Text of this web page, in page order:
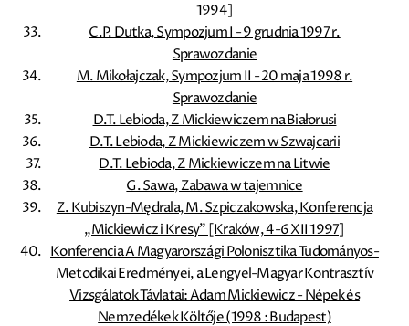
1994]
C.P. Dutka, Sympozjum I - 9 grudnia 1997 r.
Sprawozdanie
M. Mikołajczak, Sympozjum II - 20 maja 1998 r.
Sprawozdanie
D.T. Lebioda, Z Mickiewiczem na Białorusi
D.T. Lebioda, Z Mickiewiczem w Szwajcarii
D.T. Lebioda, Z Mickiewiczem na Litwie
G. Sawa, Zabawa w tajemnice
Z. Kubiszyn-Mędrala, M. Szpiczakowska, Konferencja
„Mickiewicz i Kresy” [Kraków, 4-6 XII 1997]
Konferencia A Magyarországi Polonisztika Tudományos-
Metodikai Eredményei, a Lengyel-Magyar Kontrasztív
Vizsgálatok Távlatai: Adam Mickiewicz - Népek és
Nemzedékek Költője (1998 : Budapest)